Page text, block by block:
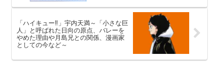
「ハイキュー‼」宇内天満～「小さな巨
人」と呼ばれた日向の原点、バレーを
やめた理由や月島兄との関係、漫画家
としての今など～